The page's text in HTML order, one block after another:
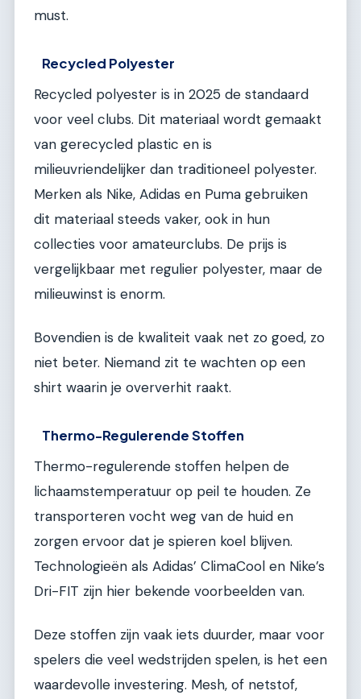
must.
Recycled Polyester
Recycled polyester is in 2025 de standaard
voor veel clubs. Dit materiaal wordt gemaakt
van gerecycled plastic en is
milieuvriendelijker dan traditioneel polyester.
Merken als Nike, Adidas en Puma gebruiken
dit materiaal steeds vaker, ook in hun
collecties voor amateurclubs. De prijs is
vergelijkbaar met regulier polyester, maar de
milieuwinst is enorm.
Bovendien is de kwaliteit vaak net zo goed, zo
niet beter. Niemand zit te wachten op een
shirt waarin je oververhit raakt.
Thermo-Regulerende Stoffen
Thermo-regulerende stoffen helpen de
lichaamstemperatuur op peil te houden. Ze
transporteren vocht weg van de huid en
zorgen ervoor dat je spieren koel blijven.
Technologieën als Adidas’ ClimaCool en Nike’s
Dri-FIT zijn hier bekende voorbeelden van.
Deze stoffen zijn vaak iets duurder, maar voor
spelers die veel wedstrijden spelen, is het een
waardevolle investering. Mesh, of netstof,